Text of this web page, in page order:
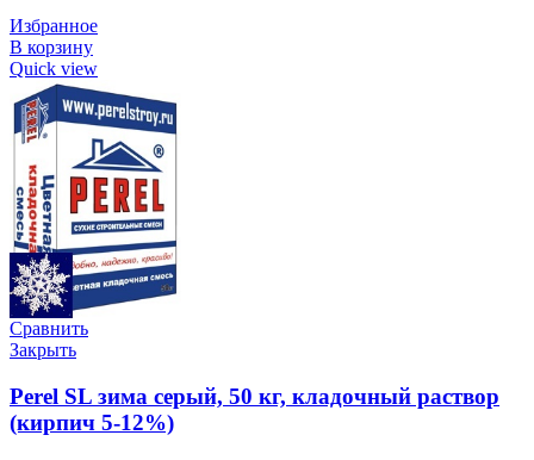
Избранное
В корзину
Quick view
Сравнить
Закрыть
Perel SL зима серый, 50 кг, кладочный раствор
(кирпич 5-12%)